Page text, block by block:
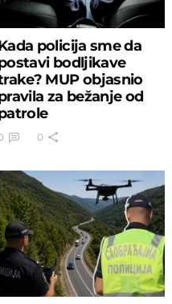
policija sme da
bodljikave
MUP objasnio
za bežanje od
0